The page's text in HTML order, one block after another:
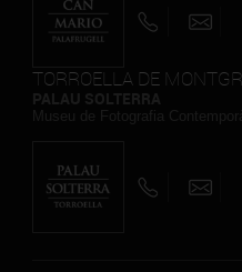
TORROELLA DE MONTGRÍ